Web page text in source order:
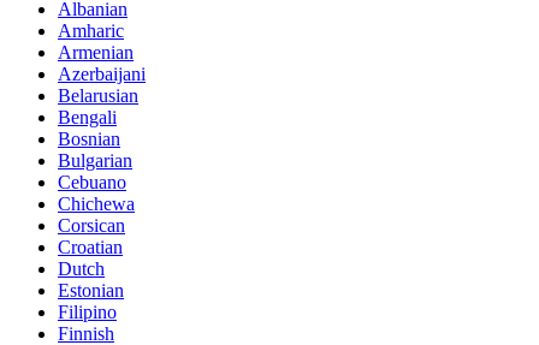
Albanian
Amharic
Armenian
Azerbaijani
Belarusian
Bengali
Bosnian
Bulgarian
Cebuano
Chichewa
Corsican
Croatian
Dutch
Estonian
Filipino
Finnish